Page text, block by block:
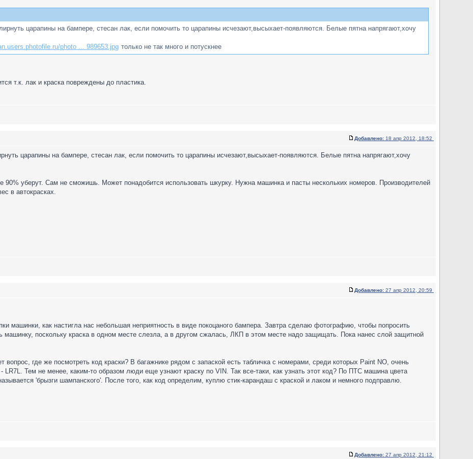
царапины на бампере, стесан лак, если помочить то царапины исчезают,высыхает-появляются. Белые пятна напрягают,хочу
photo ... 989653.jpg только не так много и потускнее
т.к. лак и краска повреждены до пластика.
Добавлено: 18 апр 2012, 18:52
царапины на бампере, стесан лак, если помочить то царапины исчезают,высыхает-появляются. Белые пятна напрягают,хочу
90% уберут. Сам не сможишь. Может понадобится использовать шкурку. Нужна машинка и пасты нескольких номеров. Производителей
в автокрасках.
Добавлено: 27 апр 2012, 20:59
машинки, как настигла нас небольшая неприятность в виде покоцаного бампера. Завтра сделаю фотографию, чтобы попросить
машинку, поскольку краска в одном месте слезла, а в другом сжалась, ЛКП в этом месте надо защищать. Пока нанес слой защитной
вопрос, где же посмотреть код краски? В багажнике рядом с запаской есть табличка с номерами, среди которых Paint NO, очень
LR7L. Тем не менее, каким-то образом люди еще узнают краску по VIN. Так все-таки, как узнать этот код? По ПТС машина цвета
'брызги шампанского'. После того, как код определим, куплю стик-карандаш с краской и лаком и немного подправлю.
Добавлено: 27 апр 2012, 21:12